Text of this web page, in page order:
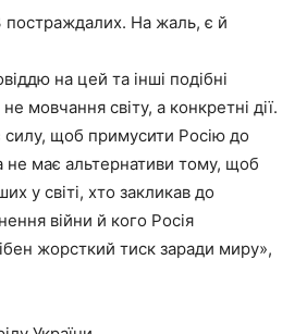
постраждалих. На жаль, є й
на цей та інші подібні
мовчання світу, а конкретні дії.
силу, щоб примусити Росію до
не має альтернативи тому, щоб
у світі, хто закликав до
війни й кого Росія
жорсткий тиск заради миру»,